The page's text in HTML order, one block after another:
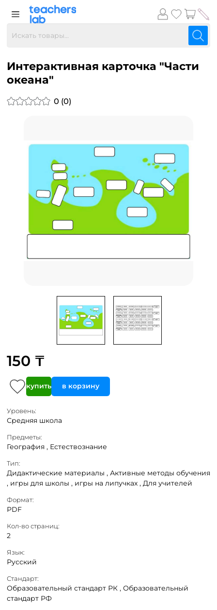
Интерактивная карточка "Части
океана"
0 (0)
150 ₸
купить в корзину
Уровень:
Средняя школа
Предметы:
География , Естествознание
Тип:
Дидактические материалы , Активные методы обучения
, игры для школы , игры на липучках , Для учителей
Формат:
PDF
Кол-во страниц:
2
Язык:
Русский
Стандарт:
Образовательный стандарт РК , Образовательный
стандарт РФ